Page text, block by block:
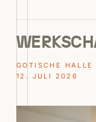
GOTISCHE
12. JULI 2026